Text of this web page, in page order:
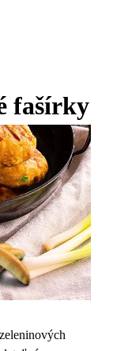
fašírky